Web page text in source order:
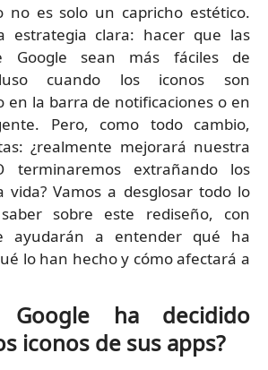
no es solo un capricho estético.
estrategia clara: hacer que las
Google sean más fáciles de
cuando los iconos son
en la barra de notificaciones o en
Pero, como todo cambio,
¿realmente mejorará nuestra
terminaremos extrañando los
vida? Vamos a desglosar todo lo
sobre este rediseño, con
ayudarán a entender qué ha
lo han hecho y cómo afectará a
ha decidido
iconos de sus apps?